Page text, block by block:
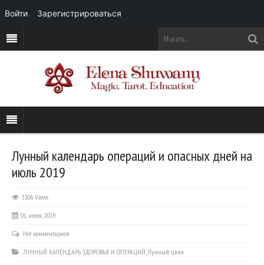
Лунный календарь операций и опасных дней на
июль 2019
3306 Views
01 июля, 2019
Нет комментариев
ЛУННЫЙ КАЛЕНДАРЬ ЗДОРОВЬЯ И ОПЕРАЦИЙ,Лунный цикл
Войти Зарегистрироваться